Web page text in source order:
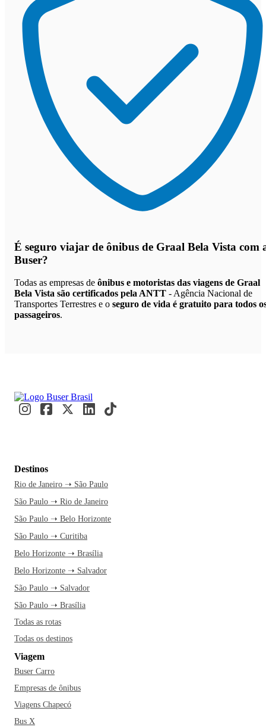
É seguro viajar de ônibus de Graal Bela Vista com
Buser?
Todas as empresas de ônibus e motoristas das viagens de Graal
Bela Vista são certificados pela ANTT - Agência Nacional de
Transportes Terrestres e o seguro de vida é gratuito para todos
passageiros.
Destinos
Rio de Janeiro ➝ São Paulo
São Paulo ➝ Rio de Janeiro
São Paulo ➝ Belo Horizonte
São Paulo ➝ Curitiba
Belo Horizonte ➝ Brasília
Belo Horizonte ➝ Salvador
São Paulo ➝ Salvador
São Paulo ➝ Brasília
Todas as rotas
Todas os destinos
Viagem
Buser Carro
Empresas de ônibus
Viagens Chapecó
Bus X